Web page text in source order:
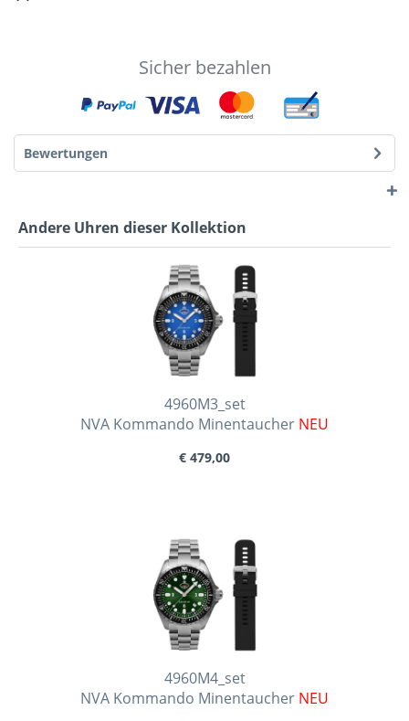
Sicher bezahlen
Bewertungen
Andere Uhren dieser Kollektion
4960M3_set
NVA Kommando Minentaucher NEU
€ 479,00
4960M4_set
NVA Kommando Minentaucher NEU